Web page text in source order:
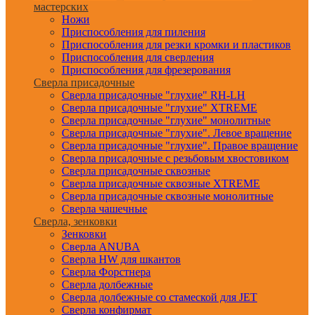
мастерских
Ножи
Приспособления для пиления
Приспособления для резки кромки и пластиков
Приспособления для сверления
Приспособления для фрезерования
Сверла присадочные
Сверла присадочные "глухие" RH-LH
Сверла присадочные "глухие" XTREME
Сверла присадочные "глухие" монолитные
Сверла присадочные "глухие". Левое вращение
Сверла присадочные "глухие". Правое вращение
Сверла присадочные с резьбовым хвостовиком
Сверла присадочные сквозные
Сверла присадочные сквозные XTREME
Сверла присадочные сквозные монолитные
Сверла чашечные
Сверла, зенковки
Зенковки
Сверла ANUBA
Сверла HW для шкантов
Сверла Форстнера
Сверла долбежные
Сверла долбежные со стамеской для JET
Сверла конфирмат